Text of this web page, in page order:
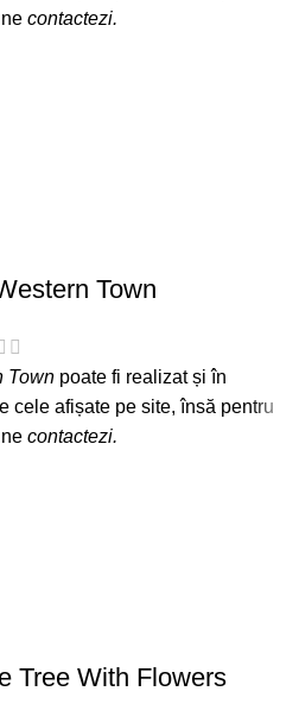
contactezi.
Town
Town poate fi realizat și în
cele afișate pe site, însă pentru
contactezi.
Tree With Flowers